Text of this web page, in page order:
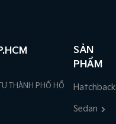
THÀNH PHỐ HỒ
SẢN
PHẨM
Hatchback
Sedan